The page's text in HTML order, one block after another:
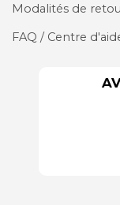
Modalités de
FAQ / Centre